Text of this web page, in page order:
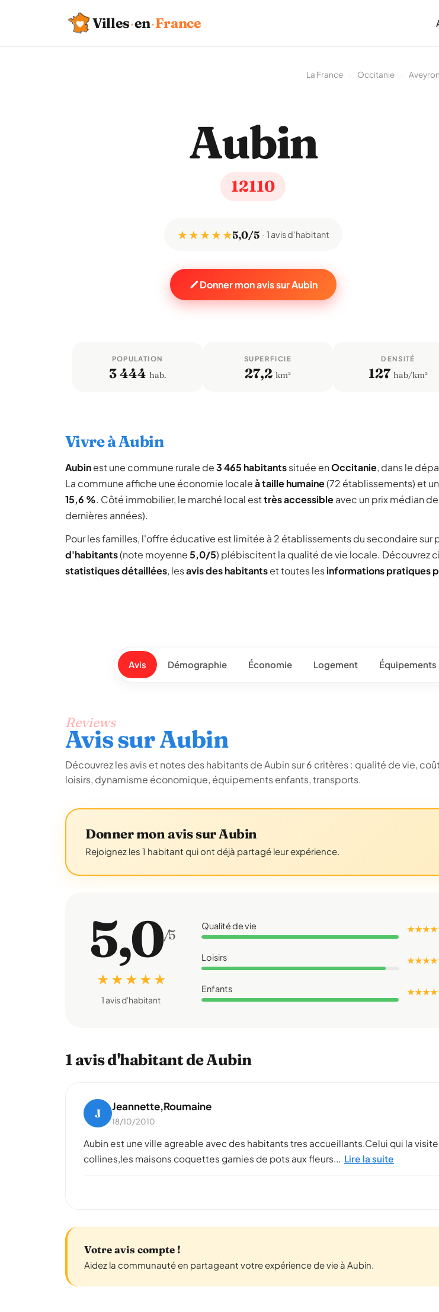
Villes·en·France
La France Occitanie
Aubin
12110
★ ★ ★ ★ ★5,0/5 1 avis d'habitant
Donner mon avis sur Aubin
POPULATION
3 444 hab.
SUPERFICIE
27,2 km²
DENSITÉ
127 hab/km²
Vivre à Aubin
Aubinest une commune rurale de3 465 habitantssituée enOccitanie, dans le
La commune affiche une économie localeà taille humaine(72 établissements) et
15,6 %. Côté immobilier, le marché local esttrès accessibleavec un prix médian de
dernières années).
Pour les familles, l'offre éducative est limitée à 2 établissements du secondaire sur
d'habitants(note moyenne5,0/5) plébiscitent la qualité de vie locale. Découvrez
statistiques détaillées, lesavis des habitantset toutes lesinformations pratiques
Avis Démographie Économie Logement Équipements
Reviews
Avis sur Aubin
Découvrez les avis et notes des habitants de Aubin sur 6 critères : qualité de vie,
loisirs, dynamisme économique, équipements enfants, transports.
Donner mon avis sur Aubin
Rejoignez les 1 habitant qui ont déjà partagé leur expérience.
5,0/5
★ ★ ★ ★ ★
1 avis d'habitant
Qualité de vie ★ ★ ★ ★
Loisirs ★ ★ ★ ★
Enfants ★ ★ ★ ★
1 avis d'habitant de Aubin
J Jeannette,Roumaine
18/10/2010
Aubin est une ville agreable avec des habitants tres accueillants.Celui qui la
collines,les maisons coquettes garnies de pots aux fleurs... Lire la suite
Votre avis compte !
Aidez la communauté en partageant votre expérience de vie à Aubin.